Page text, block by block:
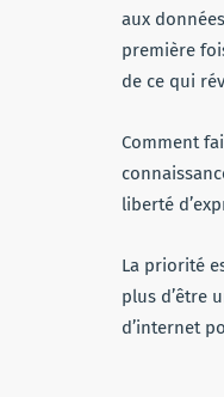
aux
première
de ce qui
Comment
liberté
La priorité
plus d’être
d’internet